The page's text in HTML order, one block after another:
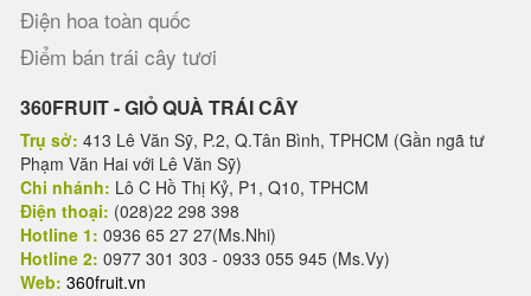
Điện hoa toàn quốc
Điểm bán trái cây tươi
360FRUIT - GIỎ QUÀ TRÁI CÂY
Trụ sở: 413 Lê Văn Sỹ, P.2, Q.Tân Bình, TPHCM (Gần ngã tư
Phạm Văn Hai với Lê Văn Sỹ)
Chi nhánh: Lô C Hồ Thị Kỷ, P1, Q10, TPHCM
Điện thoại: (028)22 298 398
Hotline 1: 0936 65 27 27(Ms.Nhi)
Hotline 2: 0977 301 303 - 0933 055 945 (Ms.Vy)
Web: 360fruit.vn